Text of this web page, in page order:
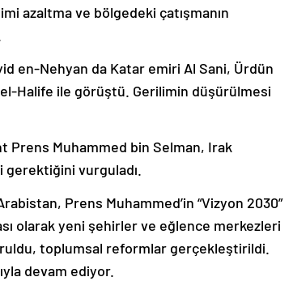
azaltma ve bölgedeki çatışmanın
en-Nehyan da Katar emiri Al Sani, Ürdün
el-Halife ile görüştü. Gerilimin düşürülmesi
Prens Muhammed bin Selman, Irak
vurguladı.
Prens Muhammed’in “Vizyon 2030”
olarak yeni şehirler ve eğlence merkezleri
toplumsal reformlar gerçekleştirildi.
devam ediyor.